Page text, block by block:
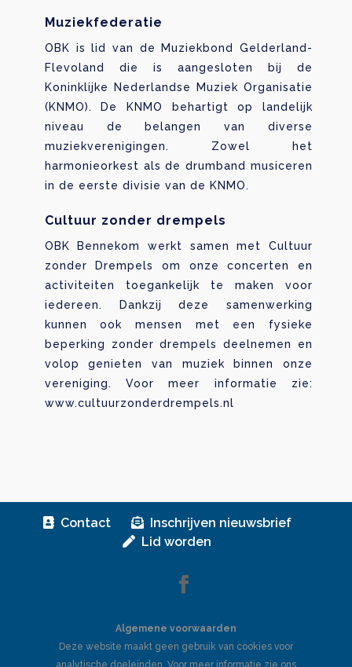
Muziekfederatie
OBK is lid van de Muziekbond Gelderland-
Flevoland die is aangesloten bij de
Koninklijke Nederlandse Muziek Organisatie
(KNMO). De KNMO behartigt op landelijk
niveau de belangen van diverse
muziekverenigingen. Zowel het
harmonieorkest als de drumband musiceren
in de eerste divisie van de KNMO.
Cultuur zonder drempels
OBK Bennekom werkt samen met Cultuur
zonder Drempels om onze concerten en
activiteiten toegankelijk te maken voor
iedereen. Dankzij deze samenwerking
kunnen ook mensen met een fysieke
beperking zonder drempels deelnemen en
volop genieten van muziek binnen onze
vereniging. Voor meer informatie zie:
www.cultuurzonderdrempels.nl
Contact
Inschrijven nieuwsbrief
Lid worden
Algemene voorwaarden
Deze website maakt geen gebruik van cookies voor
analytische doeleinden. Voor meer informatie zie ons